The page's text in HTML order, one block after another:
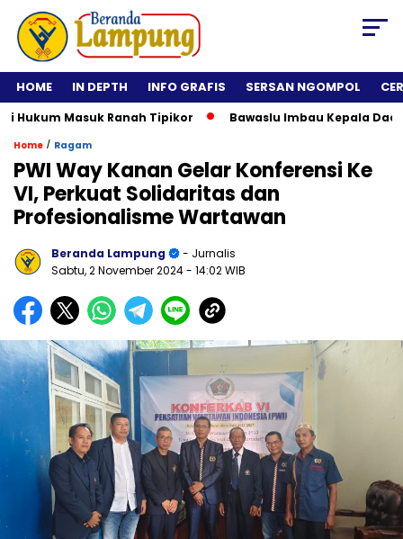
HOME IN DEPTH INFO GRAFIS SERSAN NGOMPOL
Masuk Ranah Tipikor Bawaslu Imbau Kepala Daerah
Home / Ragam
PWI Way Kanan Gelar Konferensi Ke
VI, Perkuat Solidaritas dan
Profesionalisme Wartawan
Beranda Lampung
- Jurnalis
Sabtu, 2 November 2024- 14:02 WIB